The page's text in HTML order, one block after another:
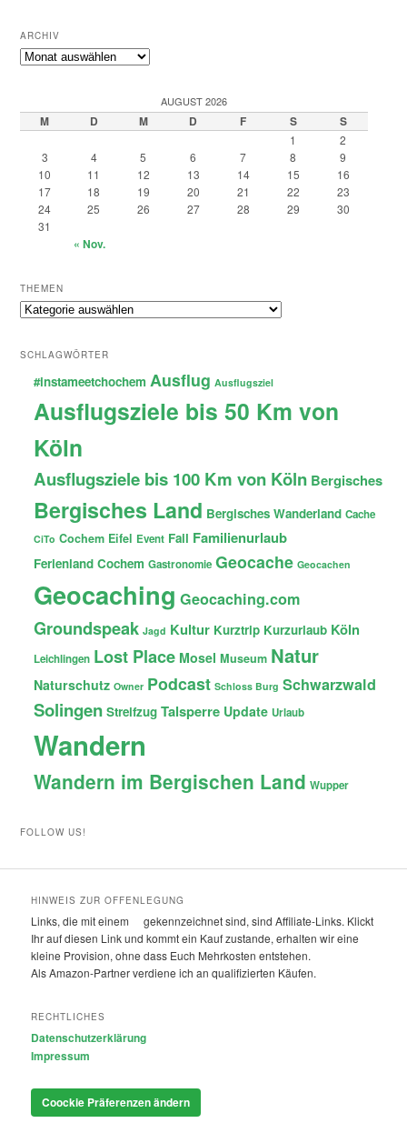
ARCHIV
Archiv
AUGUST 2026
M D M D F S S
1
2
3
4 5 6 7 8
9
10
11 12 13 14 15
16
17
18 19 20 21 22
23
24
25 26 27 28 29
30
31
« Nov.
THEMEN
Themen
SCHLAGWÖRTER
#instameetchochem Ausflug Ausflugsziel
Ausflugsziele bis 50 Km von
Köln
Ausflugsziele bis 100 Km von Köln Bergisches
Bergisches Land Bergisches Wanderland Cache
CiTo Cochem Eifel Event Fail Familienurlaub
Ferienland Cochem Gastronomie Geocache Geocachen
Geocaching Geocaching.com
Groundspeak Jagd Kultur Kurztrip Kurzurlaub Köln
Leichlingen Lost Place Mosel Museum Natur
Naturschutz Owner Podcast Schloss Burg Schwarzwald
Solingen Streifzug Talsperre Update Urlaub
Wandern
Wandern im Bergischen Land Wupper
FOLLOW US!
HINWEIS ZUR OFFENLEGUNG
Links, die mit einem
gekennzeichnet sind, sind Affiliate-Links. Klickt
Ihr auf diesen Link und kommt ein Kauf zustande, erhalten wir eine
kleine Provision, ohne dass Euch Mehrkosten entstehen.
Als Amazon-Partner verdiene ich an qualifizierten Käufen.
RECHTLICHES
Datenschutzerklärung
Impressum
Coockie Präferenzen ändern